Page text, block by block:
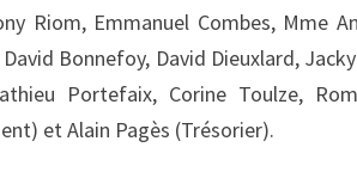
Riom, Emmanuel Combes, Mme
Bonnefoy, David Dieuxlard,
Portefaix, Corine Toulze,
et Alain Pagès (Trésorier).